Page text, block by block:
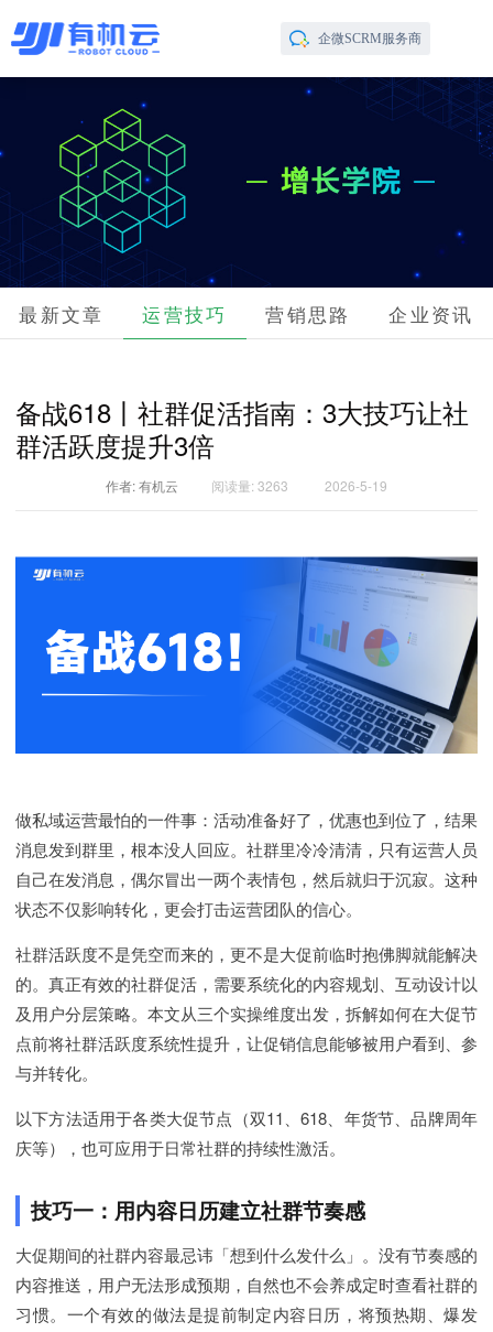
企微SCRM服务商
最新文章 运营技巧 营销思路 企业资讯
备战618丨社群促活指南：3大技巧让社
群活跃度提升3倍
作者: 有机云 阅读量: 3263 2026-5-19
做私域运营最怕的一件事：活动准备好了，优惠也到位了，结果
消息发到群里，根本没人回应。社群里冷冷清清，只有运营人员
自己在发消息，偶尔冒出一两个表情包，然后就归于沉寂。这种
状态不仅影响转化，更会打击运营团队的信心。
社群活跃度不是凭空而来的，更不是大促前临时抱佛脚就能解决
的。真正有效的社群促活，需要系统化的内容规划、互动设计以
及用户分层策略。本文从三个实操维度出发，拆解如何在大促节
点前将社群活跃度系统性提升，让促销信息能够被用户看到、参
与并转化。
以下方法适用于各类大促节点（双11、618、年货节、品牌周年
庆等），也可应用于日常社群的持续性激活。
技巧一：用内容日历建立社群节奏感
大促期间的社群内容最忌讳「想到什么发什么」。没有节奏感的
内容推送，用户无法形成预期，自然也不会养成定时查看社群的
习惯。一个有效的做法是提前制定内容日历，将预热期、爆发